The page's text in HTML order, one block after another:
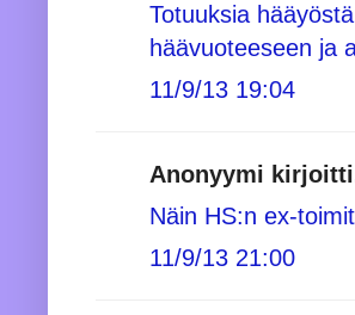
Totuuksia
häävuoteeseen ja
11/9/13 19:04
Anonyymi
Näin HS:n ex-
11/9/13 21:00